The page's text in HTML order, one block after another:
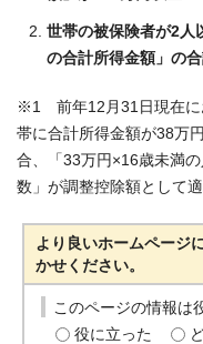
世帯の被保険者が2人
の合計所得金額」の
※1 前年12月31日現在に
帯に合計所得金額が38万
合、「33万円×16歳未満
数」が調整控除額として適
より良いホームページ
かせください。
このページの情報は
役に立った